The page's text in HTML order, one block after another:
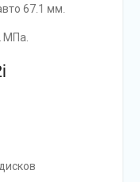
67.1 мм.
МПа.